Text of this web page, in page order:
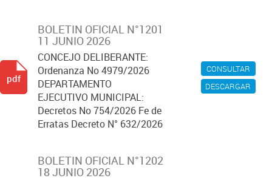
CONSULTAR
DESCARGAR
BOLETIN OFICIAL N°1201
11 JUNIO 2026
CONCEJO DELIBERANTE:
Ordenanza No 4979/2026
DEPARTAMENTO
EJECUTIVO MUNICIPAL:
Decretos No 754/2026 Fe de
Erratas Decreto N° 632/2026
pdf
BOLETIN OFICIAL N°1202
18 JUNIO 2026